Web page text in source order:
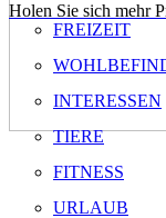
Holen Sie sich mehr
FREIZEIT
INTERESSEN
TIERE
FITNESS
URLAUB